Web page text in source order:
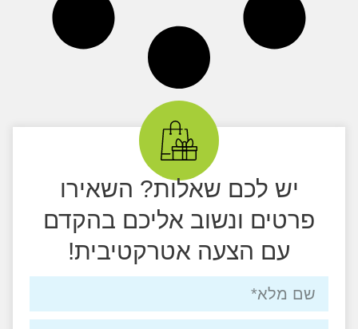
יש לכם שאלות? השאירו
פרטים ונשוב אליכם בהקדם
עם הצעה אטרקטיבית!